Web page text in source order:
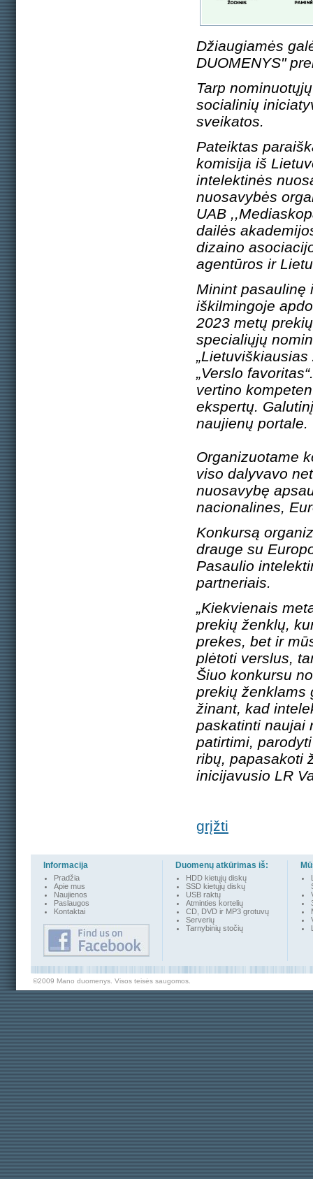
Džiaugiamės
DUOMENYS"
Tarp
socialinių
sveikatos.
Pateiktas
komisija iš
intelektinės
nuosavybės
UAB
dailės
dizaino
agentūros ir
Minint pasaulinę
iškilmingoje
2023 metų
specialiųjų
„Lietuviškiausias
„Verslo
vertino
ekspertų.
naujienų portale.
Organizuotame
viso dalyvavo
nuosavybę
nacionalines,
Konkursą
drauge su
Pasaulio
partneriais.
„Kiekvienais
prekių ženklų,
prekes, bet ir
plėtoti verslus,
Šiuo konkursu
prekių ženklams
žinant, kad
paskatinti naujai
patirtimi,
ribų, papasakoti
inicijavusio LR
grįžti
Informacija
Pradžia
Apie mus
Naujienos
Paslaugos
Kontaktai
Duomenų atkūrimas iš:
HDD kietųjų diskų
SSD kietųjų diskų
USB raktų
Atminties kortelių
CD, DVD ir MP3 grotuvų
Serverių
Tarnybinių stočių
©2009 Mano duomenys. Visos teisės saugomos.